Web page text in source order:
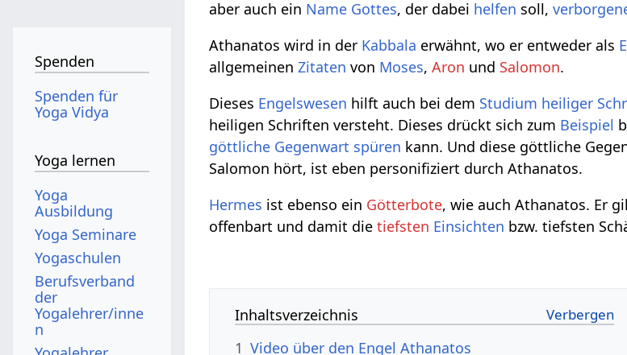
aber auch ein Name Gottes, der dabei helfen soll,
Athanatos wird in der Kabbala erwähnt, wo er entweder als
allgemeinenZitaten von Moses,Aron und Salomon.
Dieses Engelswesen hilft auch bei dem Studium heiliger
heiligen Schriften versteht. Dieses drückt sich zum Beispiel
göttliche Gegenwart spüren kann. Und diese göttliche
Salomon hört, ist eben personifiziert durch Athanatos.
Hermes ist ebenso ein Götterbote, wie auch Athanatos. Er
offenbart und damit dietiefsten Einsichten bzw. tiefsten
Inhaltsverzeichnis
1 Video über den Engel Athanatos
Spenden
Spenden für
Yoga Vidya
Yoga lernen
Yoga
Ausbildung
Yoga Seminare
Yogaschulen
Berufsverband
der
Yogalehrer/inne
n